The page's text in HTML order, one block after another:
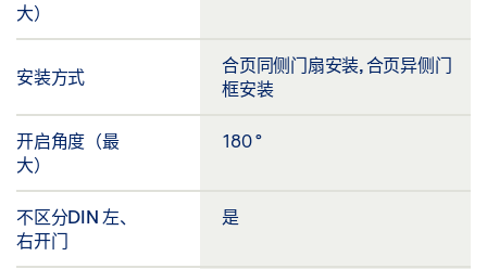
大）
安装方式
合页同侧门扇安装, 合页异侧门
框安装
开启角度（最
大）
180 °
不区分DIN 左、
右开门
是